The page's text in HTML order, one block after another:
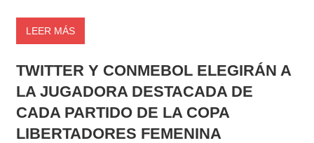
LEER MÁS
TWITTER Y CONMEBOL ELEGIRÁN A
LA JUGADORA DESTACADA DE
CADA PARTIDO DE LA COPA
LIBERTADORES FEMENINA